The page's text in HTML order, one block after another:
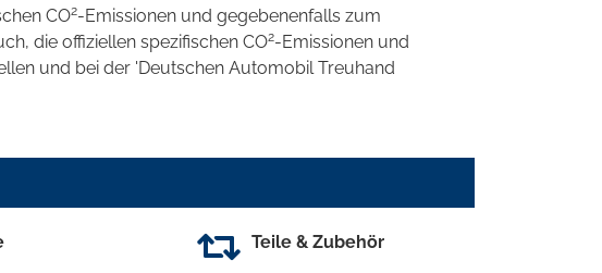
CO2-Emissionen und gegebenenfalls zum
die offiziellen spezifischen CO2-Emissionen und
und bei der 'Deutschen Automobil Treuhand
Teile & Zubehör